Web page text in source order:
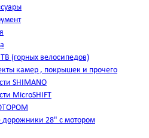
(горных велосипедов)
камер , покрышек и прочего
SHIMANO
MicroSHIFT
28" с мотором